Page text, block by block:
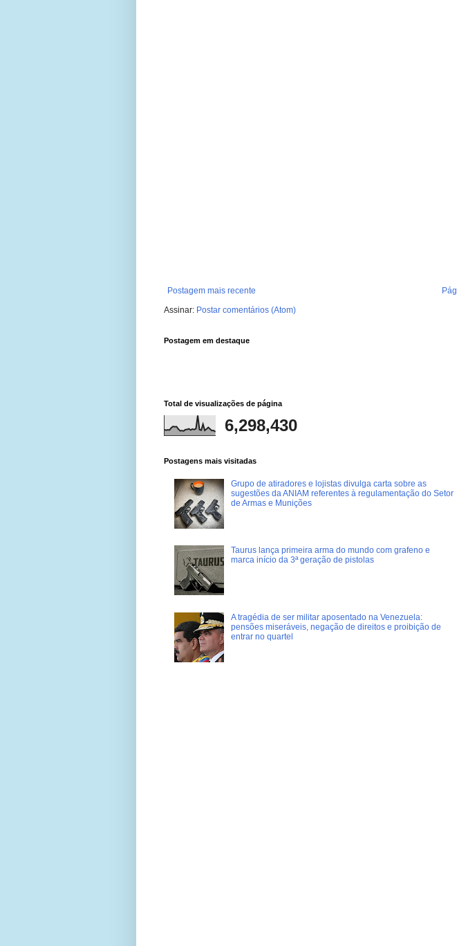
Postagem mais recente
Assinar: Postar comentários (Atom)
Postagem em destaque
Total de visualizações de página
6,298,430
Postagens mais visitadas
Grupo de atiradores e lojistas divulga carta sobre as
sugestões da ANIAM referentes à regulamentação do Setor
de Armas e Munições
Taurus lança primeira arma do mundo com grafeno e
marca início da 3ª geração de pistolas
A tragédia de ser militar aposentado na Venezuela:
pensões miseráveis, negação de direitos e proibição de
entrar no quartel